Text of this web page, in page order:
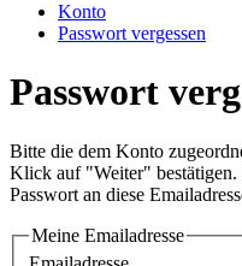
Konto
Passwort vergessen
Passwort
Bitte die dem Konto
Klick auf "Weiter" bestätigen.
Passwort an diese
Meine Emailadresse